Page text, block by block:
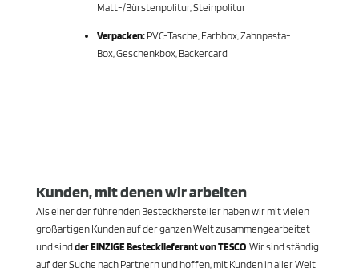
Matt-/Bürstenpolitur, Steinpolitur
Verpacken: PVC-Tasche, Farbbox, Zahnpasta-
Box, Geschenkbox, Backercard
Kunden, mit denen wir arbeiten
Als einer der führenden Besteckhersteller haben wir mit vielen
großartigen Kunden auf der ganzen Welt zusammengearbeitet
und sindder EINZIGE Bestecklieferant von TESCO. Wir sind ständig
auf der Suche nach Partnern und hoffen, mit Kunden in aller Welt